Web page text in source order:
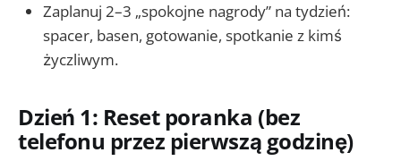
Zaplanuj 2–3 „spokojne nagrody” na tydzień:
spacer, basen, gotowanie, spotkanie z kimś
życzliwym.
Dzień 1: Reset poranka (bez
telefonu przez pierwszą godzinę)